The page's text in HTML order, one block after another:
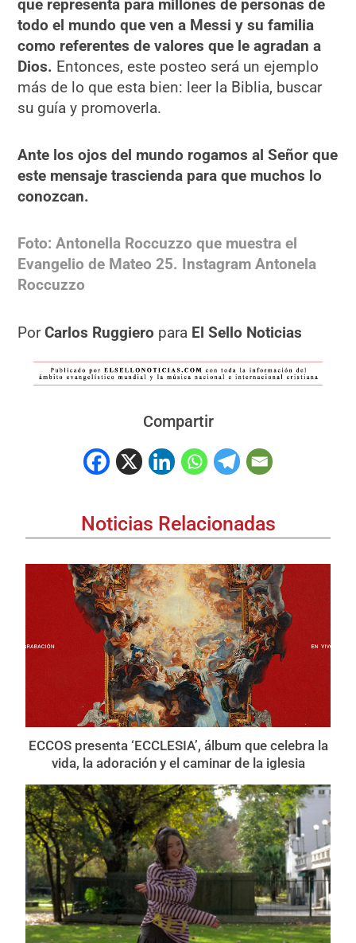
que representa para millones de personas de
todo el mundo que ven a Messi y su familia
como referentes de valores que le agradan a
Dios. Entonces, este posteo será un ejemplo
más de lo que esta bien: leer la Biblia, buscar
su guía y promoverla.
Ante los ojos del mundo rogamos al Señor que
este mensaje trascienda para que muchos lo
conozcan.
Foto: Antonella Roccuzzo que muestra el
Evangelio de Mateo 25. Instagram Antonela
Roccuzzo
PorCarlos Ruggiero para El Sello Noticias
Compartir
Noticias Relacionadas
ECCOS presenta ‘ECCLESIA’, álbum que celebra la
vida, la adoración y el caminar de la iglesia